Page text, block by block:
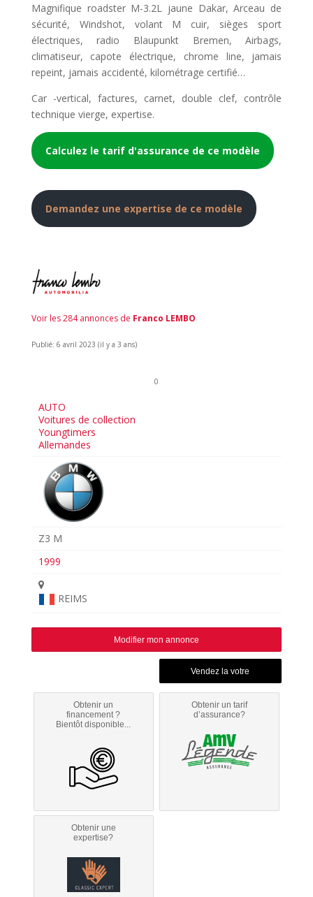
Magnifique roadster M-3.2L jaune Dakar, Arceau de
sécurité, Windshot, volant M cuir, sièges sport
électriques, radio Blaupunkt Bremen, Airbags,
climatiseur, capote électrique, chrome line, jamais
repeint, jamais accidenté, kilométrage certifié…
Car -vertical, factures, carnet, double clef, contrôle
technique vierge, expertise.
Calculez le tarif d'assurance de ce modèle
Demandez une expertise de ce modèle
Voir les 284 annonces de Franco LEMBO
Publié: 6 avril 2023 (il y a 3 ans)
0
AUTO
Voitures de collection
Youngtimers
Allemandes
Z3 M
1999
REIMS
Modifier mon annonce
Obtenir un
financement ?
Bientôt disponible...
Obtenir un tarif
d’assurance?
Obtenir une
expertise?